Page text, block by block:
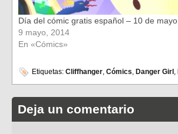
Día del cómic gratis español – 10 de mayo
9 mayo, 2014
En «Cómics»
Etiquetas: Cliffhanger, Cómics, Danger Girl ,
Deja un comentario